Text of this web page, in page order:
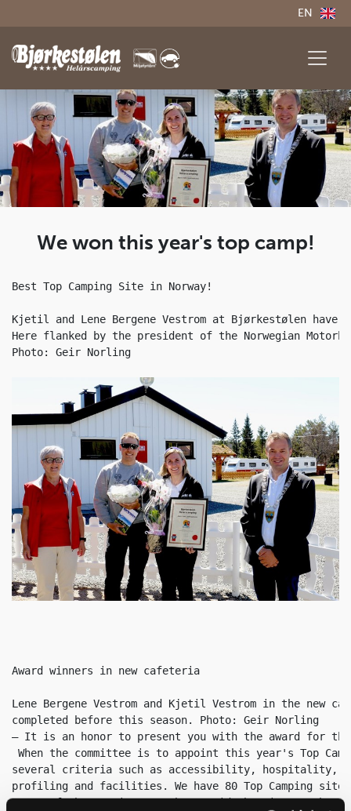
EN
We won this year's top camp!
Best Top Camping Site in Norway!
Kjetil and Lene Bergene Vestrom at Bjørkestølen
Here flanked by the president of the Norwegian
Photo: Geir Norling
Award winners in new cafeteria
Lene Bergene Vestrom and Kjetil Vestrom in the
completed before this season. Photo: Geir Norling
– It is an honor to present you with the award for
When the committee is to appoint this year's Top
several criteria such as accessibility,
profiling and facilities. We have 80 Top Camping
– One of the committee members said that it was the